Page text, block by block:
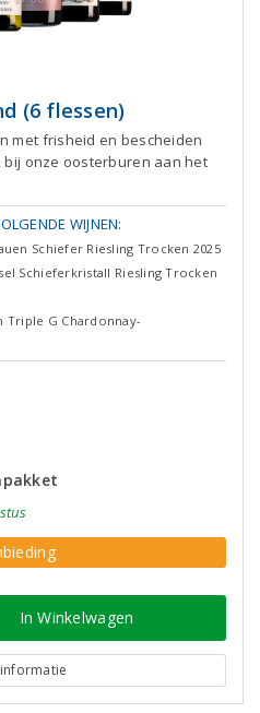
(6 flessen)
met frisheid en bescheiden
bij onze oosterburen aan het
WIJNEN:
Schiefer Riesling Trocken 2025
Schieferkristall Riesling Trocken
Triple G Chardonnay-
In Winkelwagen